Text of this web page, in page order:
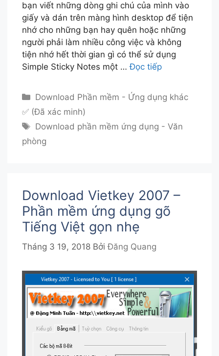
bạn viết những dòng ghi chú của mình vào
giấy và dán trên màng hình desktop để tiện
nhớ cho những bạn hay quên hoặc những
người phải làm nhiều công việc và không
tiện nhớ hết thời gian gì có thể sử dụng
Simple Sticky Notes một …Đọc tiếp
Danh
mục
Download Phần mềm - Ứng dụng khác
✅ (Đã xác minh)
Thẻ
Download phần mềm ứng dụng - Văn
phòng
Download Vietkey 2007 –
Phần mềm ứng dụng gõ
Tiếng Việt gọn nhẹ
Tháng 3 19, 2018 BởiĐăng Quang